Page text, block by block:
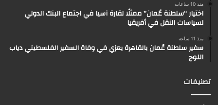
منذ 10 ساعات
اختيار “سلطنة عُمان” ممثلًا لقارة آسيا في اجتماع البنك الدولي
لسياسات النقل في أفريقيا
منذ 11 ساعة
سفير سلطنة عُمان بالقاهرة يعزي في وفاة السفير الفلسطيني دياب
اللوح
تصنيفات